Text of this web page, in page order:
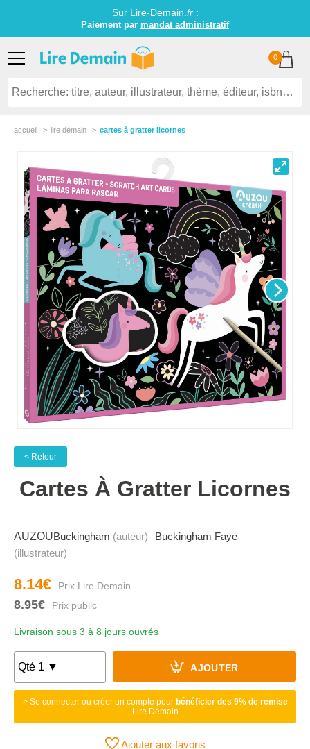
Sur Lire-Demain. fr:
Paiement par mandat administratif
0
accueil lire demain cartes à gratter licornes
< Retour
Cartes À Gratter Licornes
AUZOUBuckingham (auteur)
Buckingham Faye
(illustrateur)
8.14€
8.95€
Livraison sous 3 à 8 jours ouvrés
AJOUTER
> Se connecter ou créer un compte pour bénéficier des 9% de remise
Lire Demain
Ajouter aux favoris